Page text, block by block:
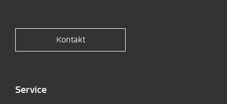
Kontakt
Service